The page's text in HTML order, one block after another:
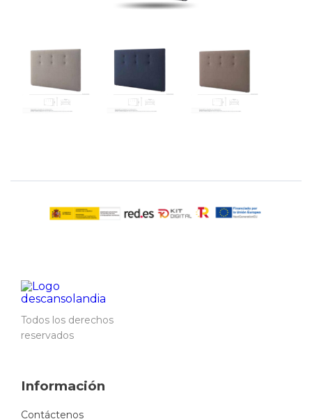
Todos los derechos
reservados
Información
Contáctenos